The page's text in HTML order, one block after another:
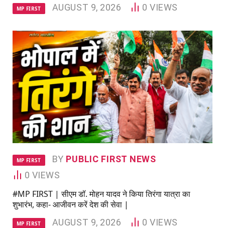
MP FIRST AUGUST 9, 2026 0VIEWS
MP FIRST BY PUBLIC FIRST NEWS
0 VIEWS
#MP FIRST | सीएम डॉ. मोहन यादव ने किया तिरंगा यात्रा का
शुभारंभ, कहा- आजीवन करें देश की सेवा |
MP FIRST AUGUST 9, 2026 0VIEWS